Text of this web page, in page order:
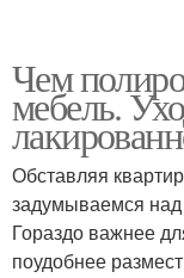
Чем
мебель.
Обставляя
задумываемся над
Гораздо важнее
поудобнее